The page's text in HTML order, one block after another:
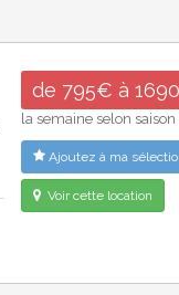
de 795€ à
la semaine selon saison
Ajoutez à ma
Voir cette location